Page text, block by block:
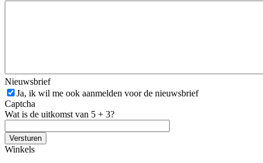
Nieuwsbrief
Ja, ik wil me ook aanmelden voor de nieuwsbrief
Captcha
Wat is de uitkomst van 5 + 3?
Winkels